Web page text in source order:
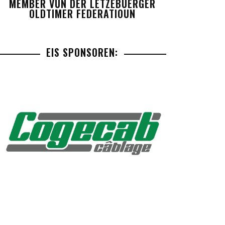
MEMBER VUN DER LETZEBUERGER
OLDTIMER FEDERATIOUN
EIS SPONSOREN: